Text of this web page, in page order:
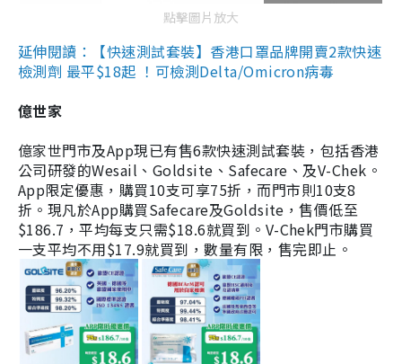
點擊圖片放大
延伸閱讀：【快速測試套裝】香港口罩品牌開賣2款快速
檢測劑 最平$18起 ！可檢測Delta/Omicron病毒
億世家
億家世門市及App現已有售6款快速測試套裝，包括香港
公司研發的Wesail、Goldsite、Safecare、及V-Chek。
App限定優惠，購買10支可享75折，而門市則10支8
折。現凡於App購買Safecare及Goldsite，售價低至
$186.7，平均每支只需$18.6就買到。V-Chek門市購買
一支平均不用$17.9就買到，數量有限，售完即止。